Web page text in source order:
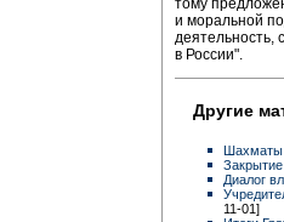
и моральной
деятельность,
в России".
Другие
Шахматы
Диалог
11-01]